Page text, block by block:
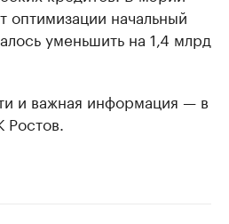
оптимизации начальный
уменьшить на 1,4 млрд
и важная информация — в
Ростов.